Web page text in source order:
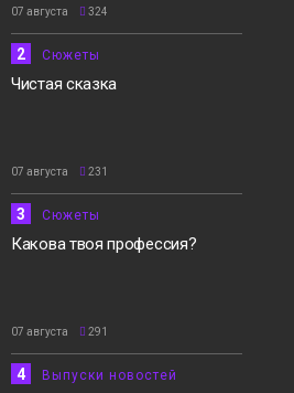
07 августа 324
2 Сюжеты
Чистая сказка
07 августа 231
3 Сюжеты
Какова твоя профессия?
07 августа 291
4 Выпуски новостей